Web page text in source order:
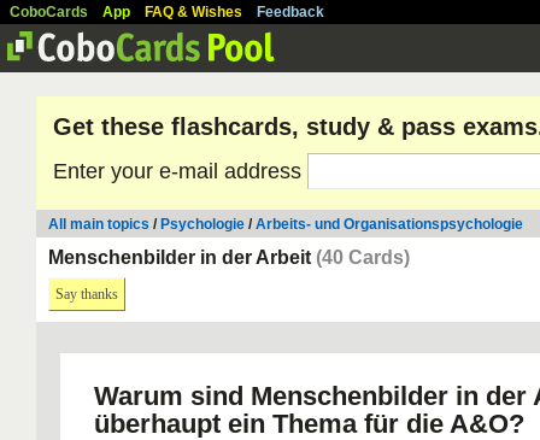
CoboCards App FAQ & Wishes Feedback
Get these flashcards, study & pass
Enter your e-mail address
All main topics / Psychologie /Arbeits- und Organisationspsychologie
Menschenbilder in der Arbeit (40 Cards)
Say thanks
Warum sind Menschenbilder in der
überhaupt ein Thema für die A&O?